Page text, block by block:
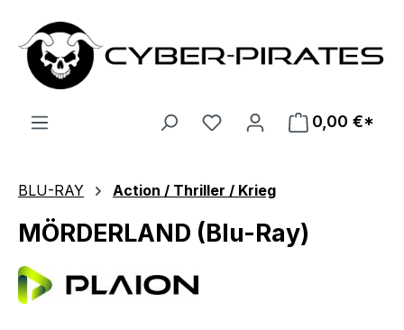
Zum Hauptinhalt springen
0,00 €*
BLU-RAY Action / Thriller / Krieg
MÖRDERLAND (Blu-Ray)